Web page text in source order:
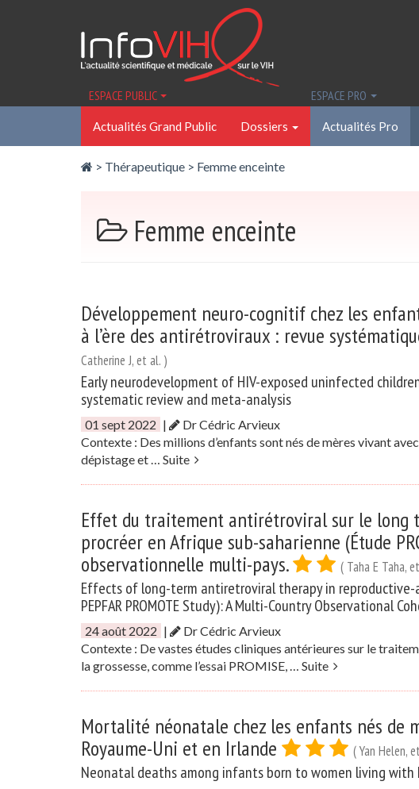
ESPACE PUBLIC ESPACE PRO
Actualités Grand Public Dossiers Actualités Pro
> Thérapeutique > Femme enceinte
Femme enceinte
Développement neuro-cognitif chez les
à l’ère des antirétroviraux : revue
Catherine J, et al. )
Early neurodevelopment of HIV-exposed uninfected
systematic review and meta-analysis
01 sept 2022 |
Dr Cédric Arvieux
Contexte : Des millions d’enfants sont nés de mères vivant
dépistage et … Suite
Effet du traitement antirétroviral sur le long
procréer en Afrique sub-saharienne (Étude
observationnelle multi-pays.
( Taha E Taha,
Effects of long-term antiretroviral therapy in reproductive-
PEPFAR PROMOTE Study): A Multi-Country Observational
24 août 2022 |
Dr Cédric Arvieux
Contexte : De vastes études cliniques antérieures sur le
la grossesse, comme l’essai PROMISE, … Suite
Mortalité néonatale chez les enfants nés de
Royaume-Uni et en Irlande
( Yan Helen,
Neonatal deaths among infants born to women living with